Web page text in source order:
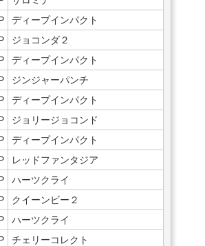
ディープインパクト
ジョコンダ２
ディープインパクト
ジンジャーパンチ
ディープインパクト
ジョリージョコンド
ディープインパクト
レッドファンタジア
ハーツクライ
クイーンビー２
ハーツクライ
チェリーコレクト